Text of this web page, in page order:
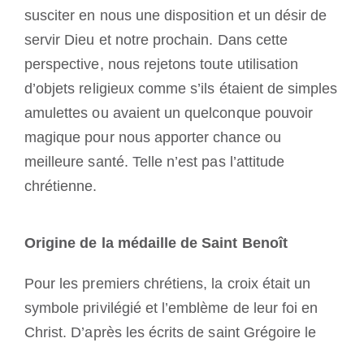
susciter en nous une disposition et un désir de
servir Dieu et notre prochain. Dans cette
perspective, nous rejetons toute utilisation
d’objets religieux comme s’ils étaient de simples
amulettes ou avaient un quelconque pouvoir
magique pour nous apporter chance ou
meilleure santé. Telle n’est pas l’attitude
chrétienne.
Origine de la médaille de Saint Benoît
Pour les premiers chrétiens, la croix était un
symbole privilégié et l’emblème de leur foi en
Christ. D’après les écrits de saint Grégoire le